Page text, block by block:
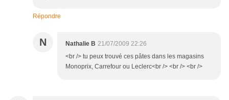
Répondre
N Nathalie B 21/07/2009 22:26
<br /> tu peux trouvé ces pâtes dans les magasins
Monoprix, Carrefour ou Leclerc<br /> <br /> <br />